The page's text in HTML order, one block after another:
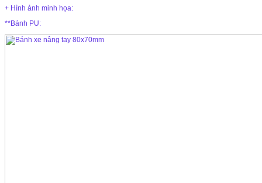
+ Hình ảnh minh họa:
**Bánh PU: